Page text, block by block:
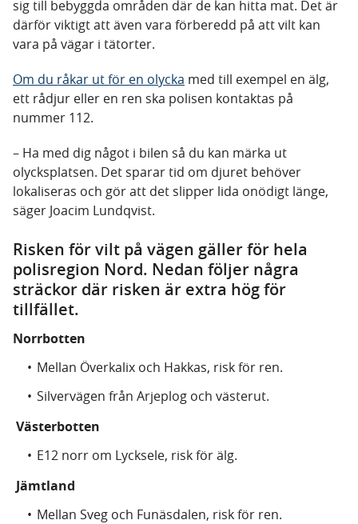
sig till bebyggda områden där de kan hitta mat. Det är
därför viktigt att även vara förberedd på att vilt kan
vara på vägar i tätorter.
Om du råkar ut för en olycka med till exempel en älg,
ett rådjur eller en ren ska polisen kontaktas på
nummer 112.
– Ha med dig något i bilen så du kan märka ut
olycksplatsen. Det sparar tid om djuret behöver
lokaliseras och gör att det slipper lida onödigt länge,
säger Joacim Lundqvist.
Risken för vilt på vägen gäller för hela
polisregion Nord. Nedan följer några
sträckor där risken är extra hög för
tillfället.
Norrbotten
Mellan Överkalix och Hakkas, risk för ren.
Silvervägen från Arjeplog och västerut.
Västerbotten
E12 norr om Lycksele, risk för älg.
Jämtland
Mellan Sveg och Funäsdalen, risk för ren.